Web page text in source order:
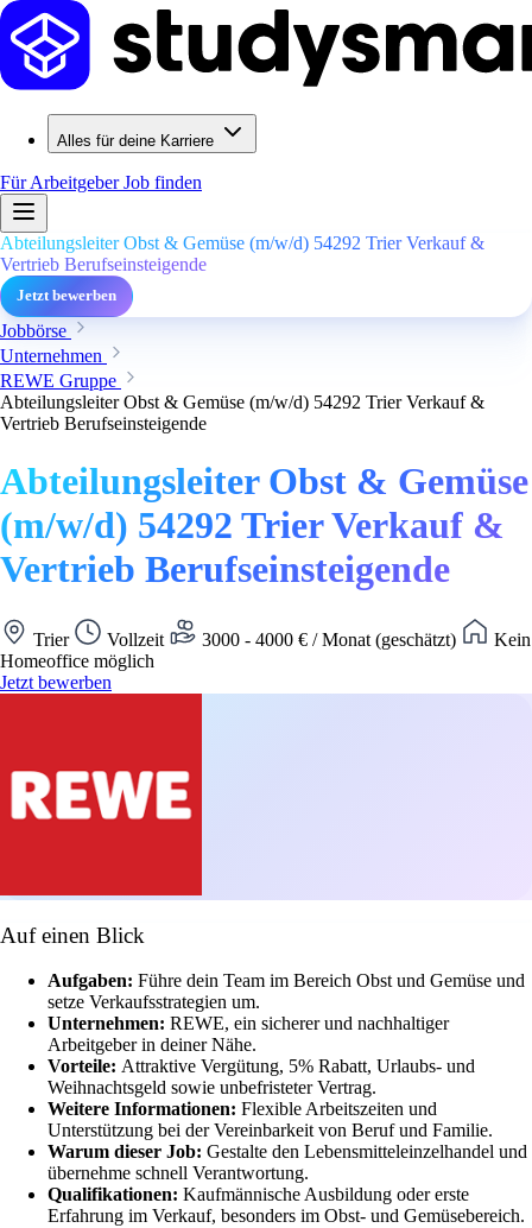
Alles für deine Karriere
Für ArbeitgeberJob finden
Abteilungsleiter Obst & Gemüse (m/w/d) 54292 Trier Verkauf &
Vertrieb Berufseinsteigende
Jetzt bewerben
Jobbörse
Unternehmen
REWE Gruppe
Abteilungsleiter Obst & Gemüse (m/w/d) 54292 Trier Verkauf &
Vertrieb Berufseinsteigende
Abteilungsleiter Obst & Gemüse
(m/w/d) 54292 Trier Verkauf &
Vertrieb Berufseinsteigende
Trier Vollzeit 3000 - 4000 € / Monat (geschätzt)
Kein
Homeoffice möglich
Jetzt bewerben
Auf einen Blick
Aufgaben: Führe dein Team im Bereich Obst und Gemüse und
setze Verkaufsstrategien um.
Unternehmen: REWE, ein sicherer und nachhaltiger
Arbeitgeber in deiner Nähe.
Vorteile: Attraktive Vergütung, 5% Rabatt, Urlaubs- und
Weihnachtsgeld sowie unbefristeter Vertrag.
Weitere Informationen: Flexible Arbeitszeiten und
Unterstützung bei der Vereinbarkeit von Beruf und Familie.
Warum dieser Job: Gestalte den Lebensmitteleinzelhandel und
übernehme schnell Verantwortung.
Qualifikationen: Kaufmännische Ausbildung oder erste
Erfahrung im Verkauf, besonders im Obst- und Gemüsebereich.